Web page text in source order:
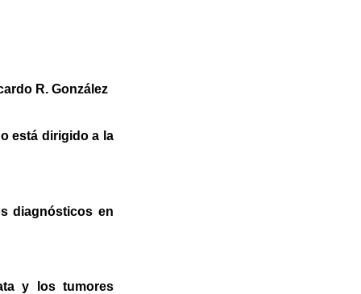
R. González
está dirigido a la
diagnósticos en
y los tumores